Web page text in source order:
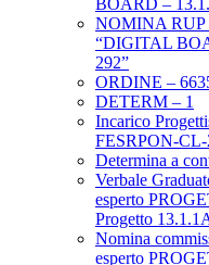
BOARD –
NOMINA RUP
“DIGITAL
292”
ORDINE –
DETERM – 1
Incarico
FESRPON-CL-
Determina a
Verbale
esperto
Progetto
Nomina
esperto